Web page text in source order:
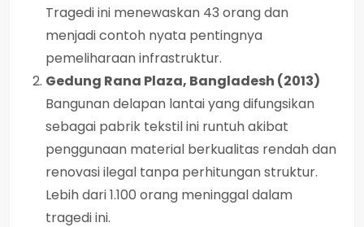
Tragedi ini menewaskan 43 orang dan
menjadi contoh nyata pentingnya
pemeliharaan infrastruktur.
Gedung Rana Plaza, Bangladesh (2013)
Bangunan delapan lantai yang difungsikan
sebagai pabrik tekstil ini runtuh akibat
penggunaan material berkualitas rendah dan
renovasi ilegal tanpa perhitungan struktur.
Lebih dari 1.100 orang meninggal dalam
tragedi ini.